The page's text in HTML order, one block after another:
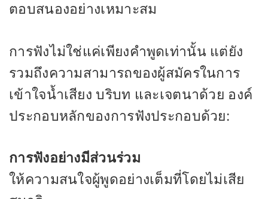
ตอบสนองอย่างเหมาะสม
การฟังไม่ใช่แค่เพียงคำพูดเท่านั้น แต่ยัง
รวมถึงความสามารถของผู้สมัครในการ
เข้าใจน้ำเสียง บริบท และเจตนาด้วย องค์
ประกอบหลักของการฟังประกอบด้วย:
การฟังอย่างมีส่วนร่วม
ให้ความสนใจผู้พูดอย่างเต็มที่โดยไม่เสีย